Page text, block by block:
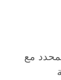
مع